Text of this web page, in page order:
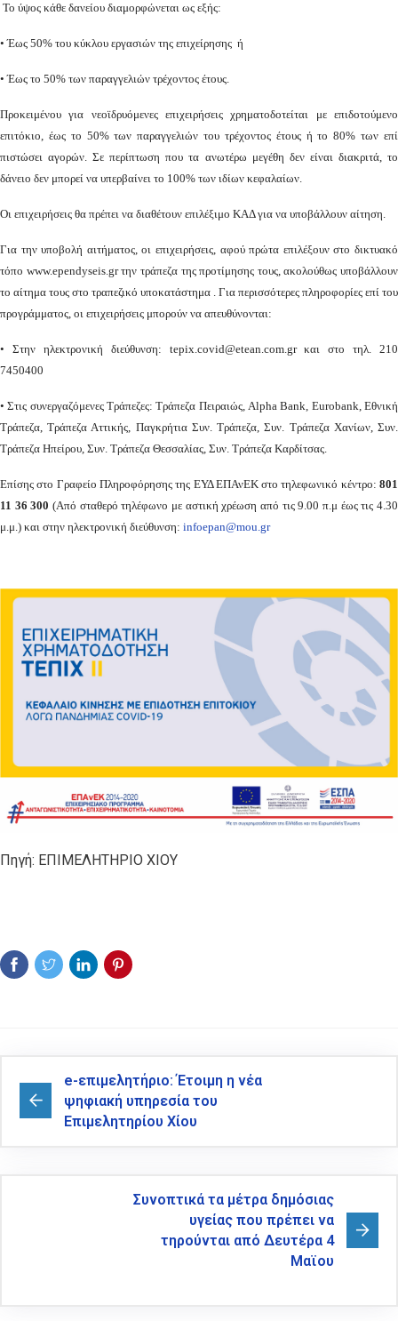
Το ύψος κάθε δανείου διαμορφώνεται ως εξής:
• Έως 50% του κύκλου εργασιών της επιχείρησης ή
• Έως το 50% των παραγγελιών τρέχοντος έτους.
Προκειμένου για νεοϊδρυόμενες επιχειρήσεις χρηματοδοτείται με επιδοτούμενο
επιτόκιο, έως το 50% των παραγγελιών του τρέχοντος έτους ή το 80% των επί
πιστώσει αγορών. Σε περίπτωση που τα ανωτέρω μεγέθη δεν είναι διακριτά, το
δάνειο δεν μπορεί να υπερβαίνει το 100% των ιδίων κεφαλαίων.
Οι επιχειρήσεις θα πρέπει να διαθέτουν επιλέξιμο ΚΑΔ για να υποβάλλουν αίτηση.
Για την υποβολή αιτήματος, οι επιχειρήσεις, αφού πρώτα επιλέξουν στο δικτυακό
τόπο www.ependyseis.gr την τράπεζα της προτίμησης τους, ακολούθως υποβάλλουν
το αίτημα τους στο τραπεζικό υποκατάστημα . Για περισσότερες πληροφορίες επί του
προγράμματος, οι επιχειρήσεις μπορούν να απευθύνονται:
• Στην ηλεκτρονική διεύθυνση: tepix.covid@etean.com.gr και στο τηλ. 210
7450400
• Στις συνεργαζόμενες Τράπεζες: Τράπεζα Πειραιώς, Alpha Bank, Eurobank, Εθνική
Τράπεζα, Τράπεζα Αττικής, Παγκρήτια Συν. Τράπεζα, Συν. Τράπεζα Χανίων, Συν.
Τράπεζα Ηπείρου, Συν. Τράπεζα Θεσσαλίας, Συν. Τράπεζα Καρδίτσας.
Επίσης στο Γραφείο Πληροφόρησης της ΕΥΔ ΕΠΑνΕΚ στο τηλεφωνικό κέντρο: 801
11 36 300 (Από σταθερό τηλέφωνο με αστική χρέωση από τις 9.00 π.μ έως τις 4.30
μ.μ.) και στην ηλεκτρονική διεύθυνση: infoepan@mou.gr
Πηγή: ΕΠΙΜΕΛΗΤΗΡΙΟ ΧΙΟΥ
e-επιμελητήριο: Έτοιμη η νέα
ψηφιακή υπηρεσία του
Επιμελητηρίου Χίου
Συνοπτικά τα μέτρα δημόσιας
υγείας που πρέπει να
τηρούνται από Δευτέρα 4
Μαϊου